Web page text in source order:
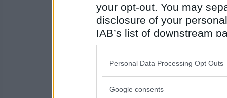
your opt-out. You may
disclosure of your
IAB’s list of downstream
also be disclosed by us
Downstream Participants
Please note that this
Personal Data Processing Opt Outs
Google consents
Antal inlägg:
13194
Prärieklocka
Antal inlägg:
Vaknat före alla andra
Vad har du?